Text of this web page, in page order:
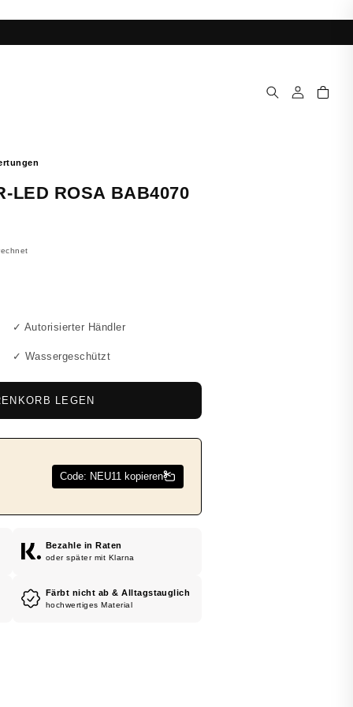
EinloggenWarenkorb
LED ROSA BAB4070
✓ Autorisierter Händler
✓ Wassergeschützt
LEGEN
Bezahle in Raten
oder später mit Klarna
Färbt nicht ab & Alltagstauglich
hochwertiges Material